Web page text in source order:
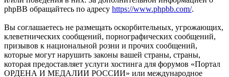
phpBB обращайтесь по адресу https://www.phpbb.com/.
Вы соглашаетесь не размещать оскорбительных, угрожающих,
клеветнических сообщений, порнографических сообщений,
призывов к национальной розни и прочих сообщений,
которые могут нарушить законы вашей страны, страны,
которая предоставляет услуги хостинга для форумов «Портал
ОРДЕНА И МЕДАЛИИ РОССИИ» или международное